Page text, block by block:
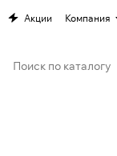
Акции Компания